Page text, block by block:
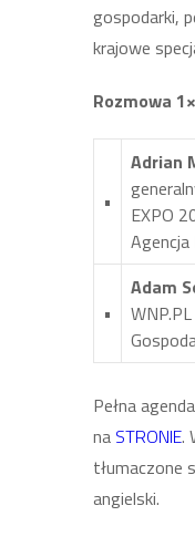
gospodarki,
krajowe
Rozmowa
•
Adrian
EXPO
•
Adam
Pełna
na STRONIE.
tłumaczone
angielski.